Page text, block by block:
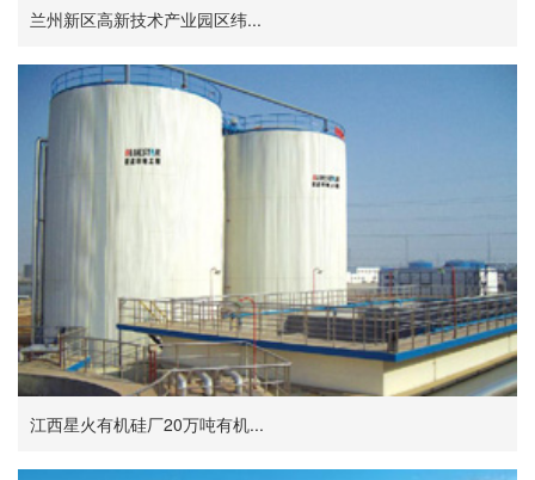
兰州新区高新技术产业园区纬...
江西星火有机硅厂20万吨有机...